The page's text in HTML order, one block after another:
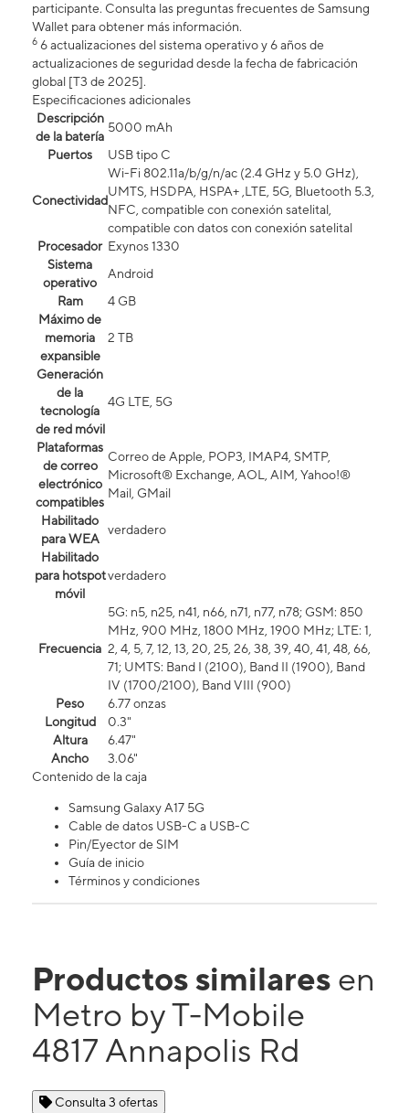
participante. Consulta las preguntas frecuentes de Samsung
Wallet para obtener más información.
6 6 actualizaciones del sistema operativo y 6 años de
actualizaciones de seguridad desde la fecha de fabricación
global [T3 de 2025].
Especificaciones adicionales
Descripción
de la batería
5000 mAh
Puertos
USB tipo C
Conectividad
Wi-Fi 802.11a/b/g/n/ac (2.4 GHz y 5.0 GHz),
UMTS, HSDPA, HSPA+ ,LTE, 5G, Bluetooth 5.3,
NFC, compatible con conexión satelital,
compatible con datos con conexión satelital​​​​​​​
Procesador Exynos 1330
Sistema
operativo
Android
Ram
4 GB
Máximo de
memoria
expansible
2 TB
Generación
de la
tecnología
de red móvil
4G LTE, 5G
Plataformas
de correo
electrónico
compatibles
Correo de Apple, POP3, IMAP4, SMTP,
Microsoft® Exchange, AOL, AIM, Yahoo!®
Mail, GMail
Habilitado
para WEA
verdadero
Habilitado
para hotspot
móvil
verdadero
Frecuencia
5G: n5, n25, n41, n66, n71, n77, n78; GSM: 850
MHz, 900 MHz, 1800 MHz, 1900 MHz; LTE: 1,
2, 4, 5, 7, 12, 13, 20, 25, 26, 38, 39, 40, 41, 48, 66,
71; UMTS: Band I (2100), Band II (1900), Band
IV (1700/2100), Band VIII (900)
Peso
6.77 onzas
Longitud
0.3"
Altura
6.47"
Ancho
3.06"
Contenido de la caja
Samsung Galaxy A17 5G
Cable de datos USB-C a USB-C
Pin/Eyector de SIM
Guía de inicio
Términos y condiciones
Productos similares en
Metro by T-Mobile
4817 Annapolis Rd
Consulta 3 ofertas